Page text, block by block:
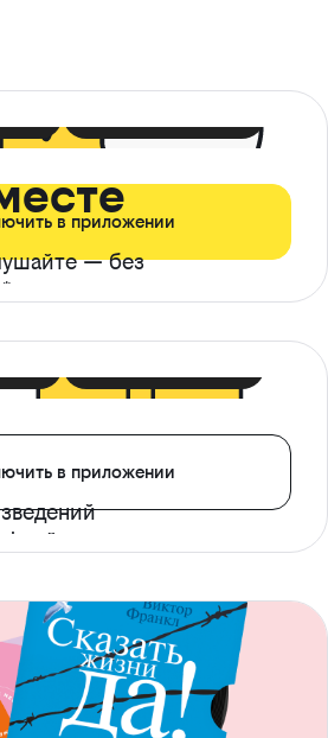
— без
в приложении
в приложении